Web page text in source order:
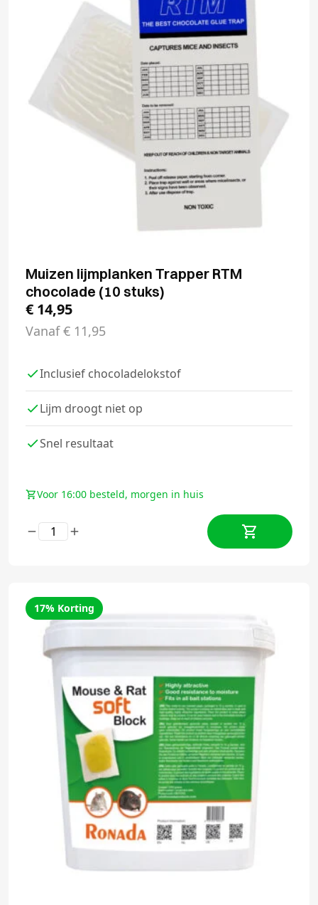
Muizen lijmplanken Trapper RTM
chocolade (10 stuks)
€ 14,95
Vanaf€ 11,95
Inclusief chocoladelokstof
Lijm droogt niet op
Snel resultaat
Voor 16:00 besteld, morgen in huis
17% Korting